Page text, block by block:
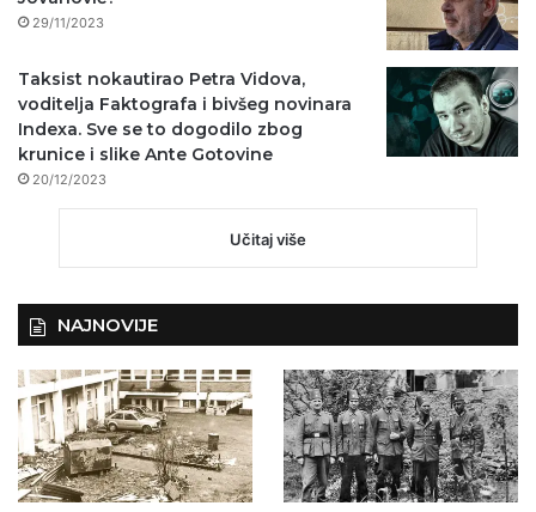
29/11/2023
Taksist nokautirao Petra Vidova,
voditelja Faktografa i bivšeg novinara
Indexa. Sve se to dogodilo zbog
krunice i slike Ante Gotovine
20/12/2023
Učitaj više
NAJNOVIJE